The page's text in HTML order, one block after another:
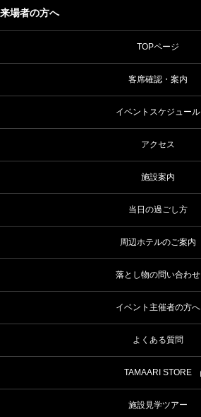
来場者の方へ
TOPページ
客席確認・案内
イベントスケジュール
アクセス
施設案内
当日の過ごし方
周辺ホテルのご案内
落とし物の問い合わせ
イベント主催者の方へ
よくある質問
TAMAARI STORE
施設見学ツアー